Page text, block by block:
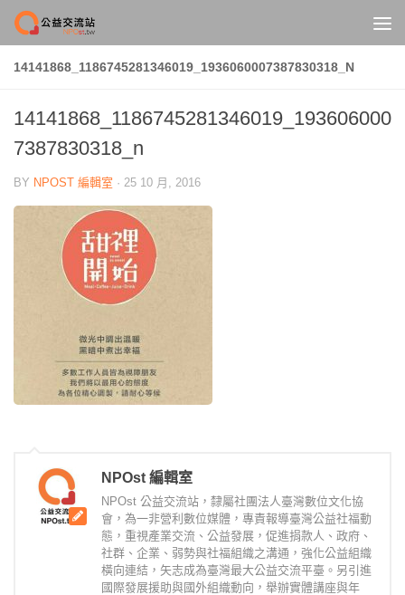
Skip to content
14141868_1186745281346019_1936060007387830318_N
14141868_1186745281346019_193606000
7387830318_n
BY NPOST 編輯室 · 25 10 月, 2016
NPOst 編輯室
NPOst 公益交流站，隸屬社團法人臺灣數位文化協
會，為一非營利數位媒體，專責報導臺灣公益社福動
態，重視產業交流、公益發展，促進捐款人、政府、
社群、企業、弱勢與社福組織之溝通，強化公益組織
橫向連結，矢志成為臺灣最大公益交流平臺。另引進
國際發展援助與國外組織動向，舉辦實體講座與年